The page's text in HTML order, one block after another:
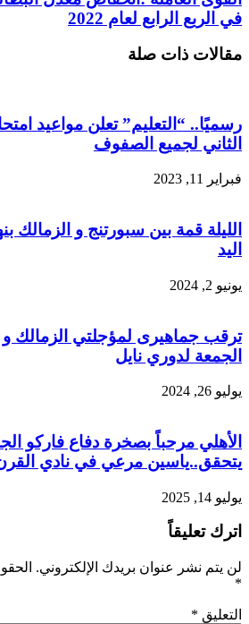
في الربع الرابع لعام 2022
مقالات ذات صلة
رسميًا.. “التعليم” تعلن مواعيد
الثاني لجميع الصفوف
فبراير 11, 2023
الليلة قمة بين سبورتنج و
اليد
يونيو 2, 2024
الجمعة لدوري نايل
يوليو 26, 2024
الأهلي مرحباً بصخرة دفاع فاركو
يتحقق..ياسين مرعي في نادي
يوليو 14, 2025
اترك تعليقاً
لن يتم نشر عنوان بريدك الإلكتروني.
*
التعليق *